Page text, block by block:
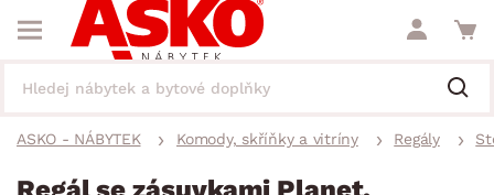
ASKO - NÁBYTEK Komody, skříňky a vitríny Regály